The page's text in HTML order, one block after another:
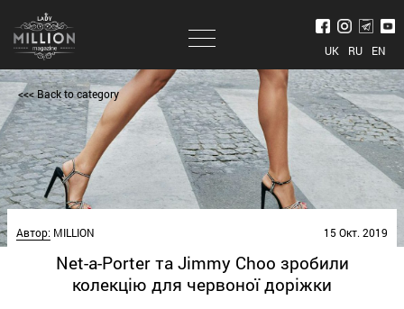
UK RU EN
<<< Back to category
Автор:MILLION 15 Окт. 2019
Net-a-Porter та Jimmy Choo зробили
колекцію для червоної доріжки